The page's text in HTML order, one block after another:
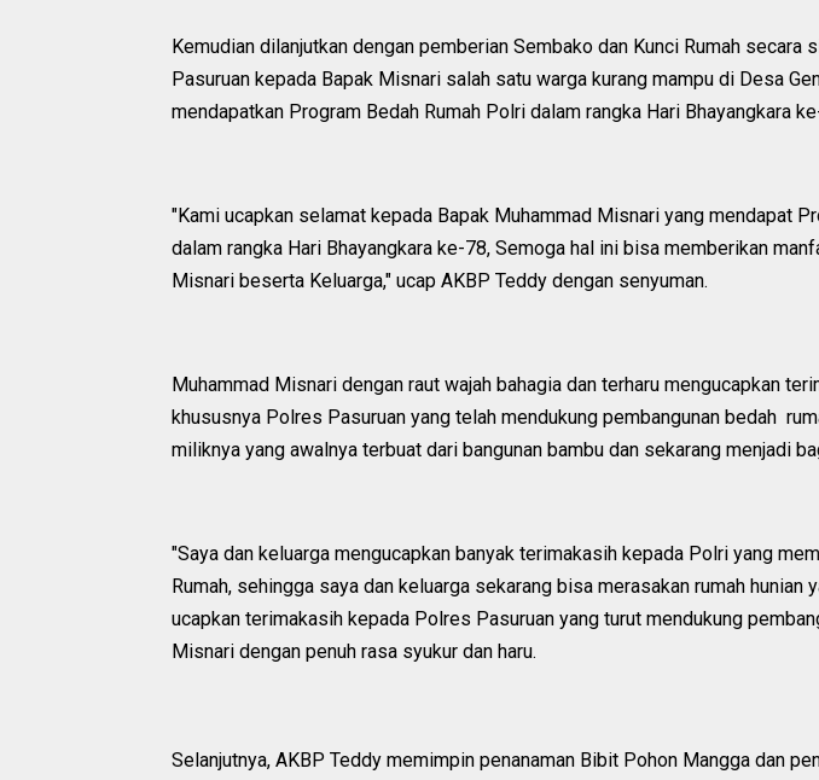
Kemudian dilanjutkan dengan pemberian Sembako dan Kunci Rumah secara
Pasuruan kepada Bapak Misnari salah satu warga kurang mampu di Desa
mendapatkan Program Bedah Rumah Polri dalam rangka Hari Bhayangkara
"Kami ucapkan selamat kepada Bapak Muhammad Misnari yang mendapat
dalam rangka Hari Bhayangkara ke-78, Semoga hal ini bisa memberikan
Misnari beserta Keluarga," ucap AKBP Teddy dengan senyuman.
Muhammad Misnari dengan raut wajah bahagia dan terharu mengucapkan
khususnya Polres Pasuruan yang telah mendukung pembangunan bedah
miliknya yang awalnya terbuat dari bangunan bambu dan sekarang menjadi
"Saya dan keluarga mengucapkan banyak terimakasih kepada Polri yang
Rumah, sehingga saya dan keluarga sekarang bisa merasakan rumah hunian
ucapkan terimakasih kepada Polres Pasuruan yang turut mendukung
Misnari dengan penuh rasa syukur dan haru.
Selanjutnya, AKBP Teddy memimpin penanaman Bibit Pohon Mangga dan